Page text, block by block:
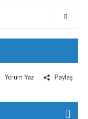
Yorum Yaz Paylaş